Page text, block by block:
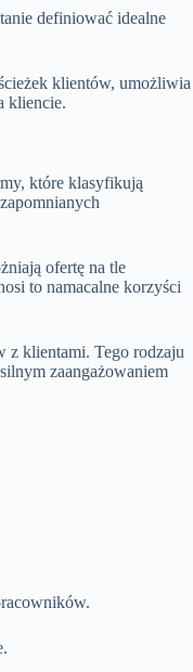
definiować idealne
klientów, umożliwia
kliencie.
które klasyfikują
ofertę na tle
to namacalne korzyści
z klientami. Tego rodzaju
zaangażowaniem